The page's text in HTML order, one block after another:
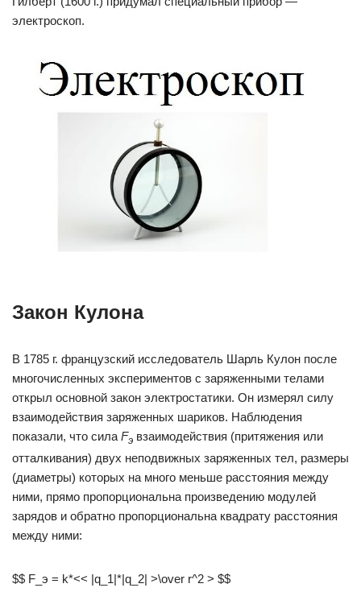
электроскоп.
Закон Кулона
В 1785 г. французский исследователь Шарль Кулон после
многочисленных экспериментов с заряженными телами
открыл основной закон электростатики. Он измерял силу
взаимодействия заряженных шариков. Наблюдения
показали, что сила Fэ взаимодействия (притяжения или
отталкивания) двух неподвижных заряженных тел, размеры
(диаметры) которых на много меньше расстояния между
ними, прямо пропорциональна произведению модулей
зарядов и обратно пропорциональна квадрату расстояния
между ними:
$$ F_э = k*<< |q_1|*|q_2| >\over r^2 > $$